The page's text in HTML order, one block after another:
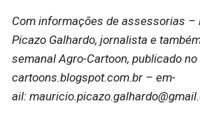
Com informações de assessorias –
Picazo Galhardo, jornalista e
semanal Agro-Cartoon, publicado
cartoons.blogspot.com.br – em-
ail: